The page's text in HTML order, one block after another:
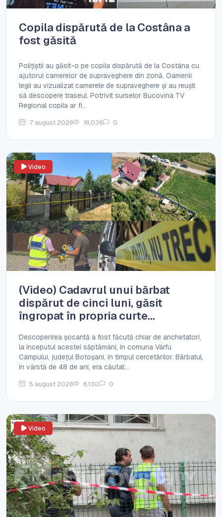
Copila dispărută de la Costâna a
fost găsită
Polițiștii au găsit-o pe copila dispărută de la Costâna cu
ajutorul camerelor de supraveghere din zonă. Oamenii
legii au vizualizat camerele de supraveghere și au reușit
să descopere traseul. Potrivit surselor Bucovina TV
Regional copila ar fi...
7 august 2026 16,036 0
Video
(Video) Cadavrul unui bărbat
dispărut de cinci luni, găsit
îngropat în propria curte...
Descoperirea șocantă a fost făcută chiar de anchetatori,
la începutul acestei săptămâni, în comuna Vârfu
Câmpului, județul Botoșani, în timpul cercetărilor. Bărbatul,
în vârstă de 48 de ani, era căutat...
5 august 2026 6,130 0
Video